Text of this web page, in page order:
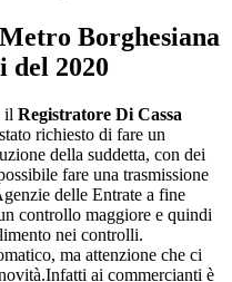
Borghesiana
del 2020
il Registratore Di Cassa
richiesto di fare un
della suddetta, con dei
fare una trasmissione
delle Entrate a fine
controllo maggiore e quindi
nei controlli.
ma attenzione che ci
ai commercianti è